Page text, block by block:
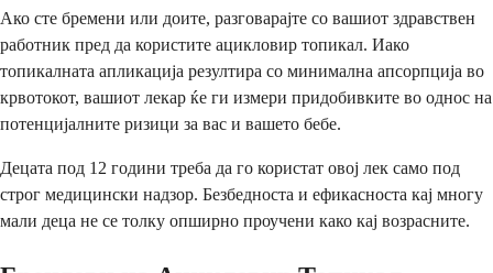
Ако сте бремени или доите, разговарајте со вашиот здравствен
работник пред да користите ацикловир топикал. Иако
топикалната апликација резултира со минимална апсорпција во
крвотокот, вашиот лекар ќе ги измери придобивките во однос на
потенцијалните ризици за вас и вашето бебе.
Децата под 12 години треба да го користат овој лек само под
строг медицински надзор. Безбедноста и ефикасноста кај многу
мали деца не се толку опширно проучени како кај возрасните.